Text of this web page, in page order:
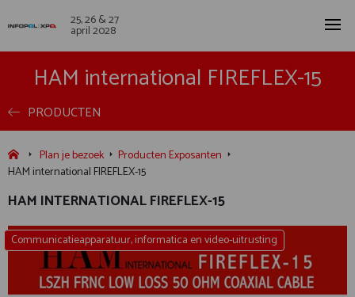
25, 26 & 27
april 2028
HAM international FIREFLEX-15
PRODUCTEN
Plan je bezoek
Producten Exposanten
HAM international FIREFLEX-15
HAM INTERNATIONAL FIREFLEX-15
Communicatieapparatuur, informatica en video-uitrusting